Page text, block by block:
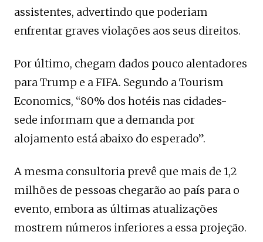
assistentes, advertindo que poderiam
enfrentar graves violações aos seus direitos.
Por último, chegam dados pouco alentadores
para Trump e a FIFA. Segundo a Tourism
Economics, “80% dos hotéis nas cidades-
sede informam que a demanda por
alojamento está abaixo do esperado”.
A mesma consultoria prevê que mais de 1,2
milhões de pessoas chegarão ao país para o
evento, embora as últimas atualizações
mostrem números inferiores a essa projeção.